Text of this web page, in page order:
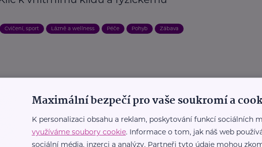
Cvičení, sport Lázně a wellness Péče Pohyb Zábava
zbavit stresu a načerpat nové síly?
Péče Terapie Pohyb Zajímavost Zdraví
Maximální bezpečí pro vaše soukromí a
K personalizaci obsahu a reklam, poskytování funkcí sociálních
využíváme soubory cookie. Informace o tom, jak náš web
sociální média, inzerci a analýzy. Partneři tyto údaje mohou